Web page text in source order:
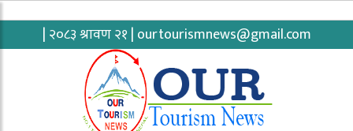
| २०८३ श्रावण २१ | ourtourismnews@gmail.com